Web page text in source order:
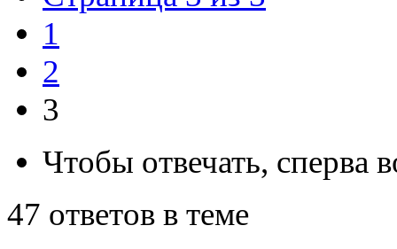
1
2
3
Чтобы отвечать, сперва
47 ответов в теме